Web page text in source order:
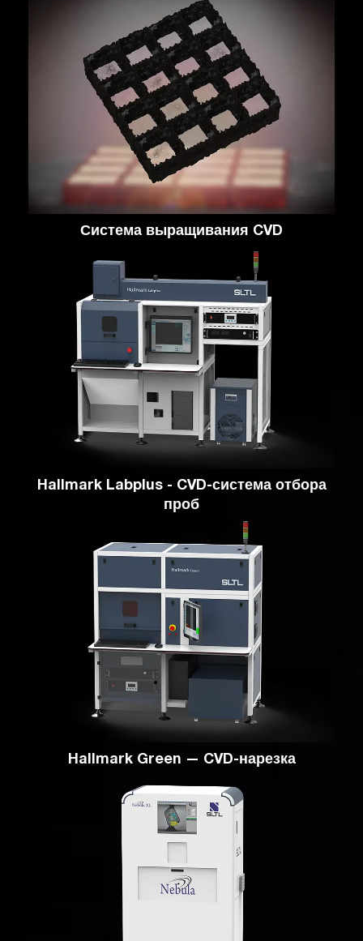
Система выращивания CVD
Hallmark Labplus - CVD-система отбора
проб
Hallmark Green — CVD-нарезка